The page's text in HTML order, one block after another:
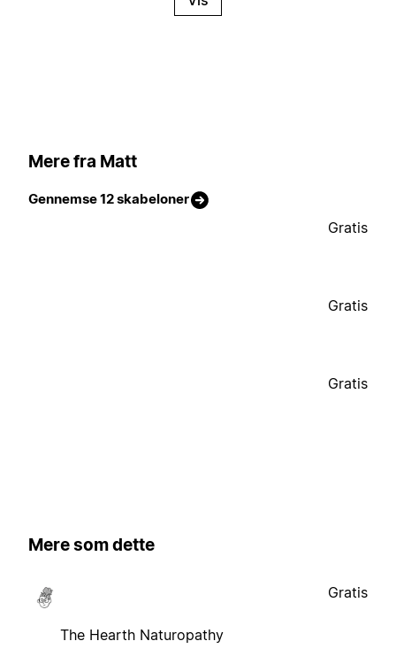
Mere fra Matt
Gennemse 12 skabeloner
Gratis
Gratis
Gratis
Mere som dette
The Hearth Naturopathy
Gratis